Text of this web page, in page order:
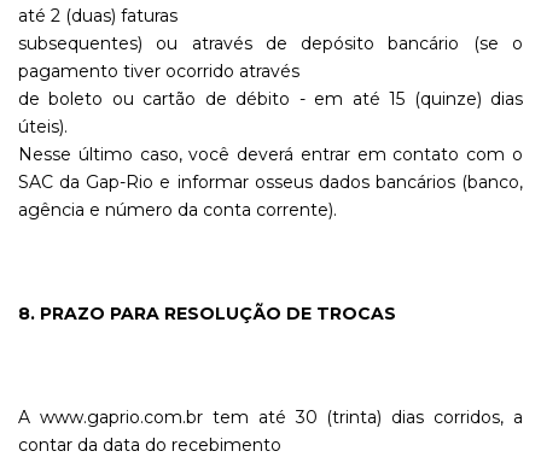
até 2 (duas) faturas
subsequentes) ou através de depósito bancário (se o
pagamento tiver ocorrido através
de boleto ou cartão de débito - em até 15 (quinze) dias
úteis).
Nesse último caso, você deverá entrar em contato com o
SAC da Gap-Rio e informar osseus dados bancários (banco,
agência e número da conta corrente).
8. PRAZO PARA RESOLUÇÃO DE TROCAS
A www.gaprio.com.br tem até 30 (trinta) dias corridos, a
contar da data do recebimento